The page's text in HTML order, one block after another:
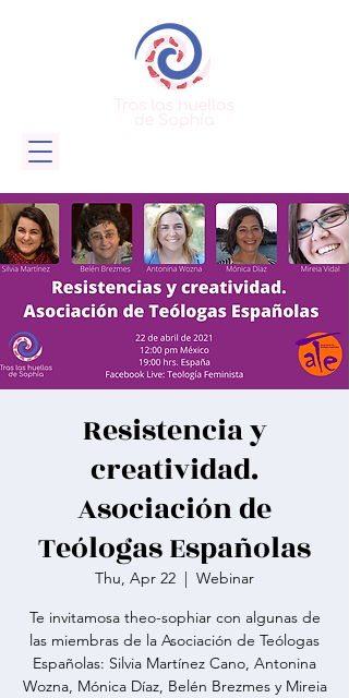
Resistencia y
creatividad.
Asociación de
Teólogas Españolas
Thu, Apr 22
  |
Webinar
Te invitamosa theo-sophiar con algunas de
las miembras de la Asociación de Teólogas
Españolas: Silvia Martínez Cano, Antonina
Wozna, Mónica Díaz, Belén Brezmes y Mireia